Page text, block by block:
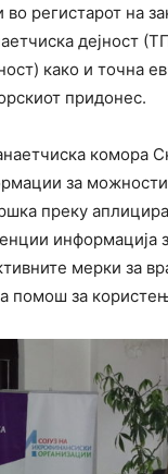
во регистарот на
дејност
како и точна
придонес.
комора
за
преку
информација
мерки за
помош за